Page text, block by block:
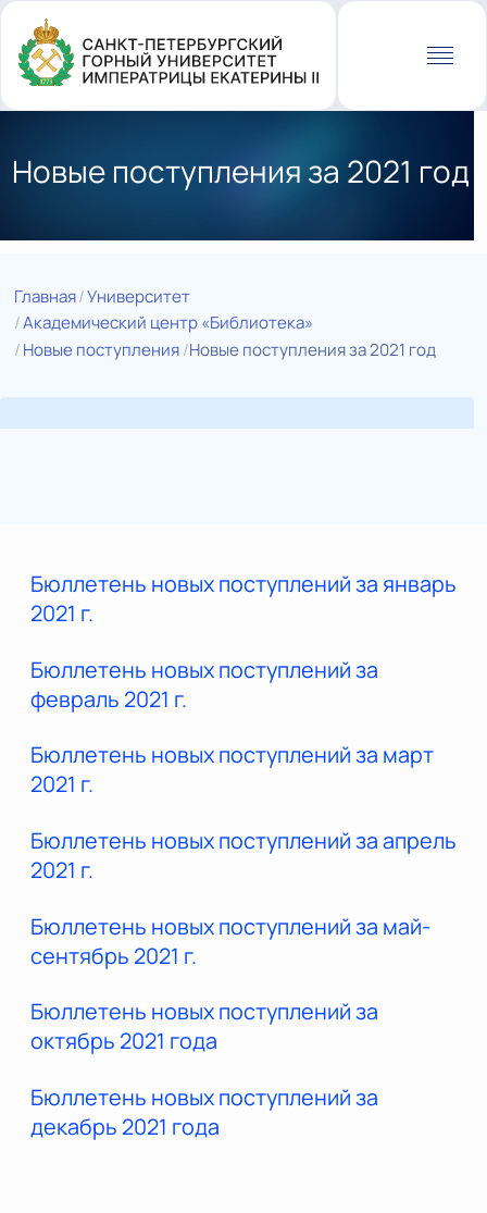
Перейти
основному
содержанию
Новые поступления за 2021 год
Главная Университет
Академический центр «Библиотека»
Новые поступления Новые поступления за 2021 год
Бюллетень новых поступлений за январь
2021 г.
Бюллетень новых поступлений за
февраль 2021 г.
Бюллетень новых поступлений за март
2021 г.
Бюллетень новых поступлений за апрель
2021 г.
Бюллетень новых поступлений за май-
сентябрь 2021 г.
Бюллетень новых поступлений за
октябрь 2021 года
Бюллетень новых поступлений за
декабрь 2021 года